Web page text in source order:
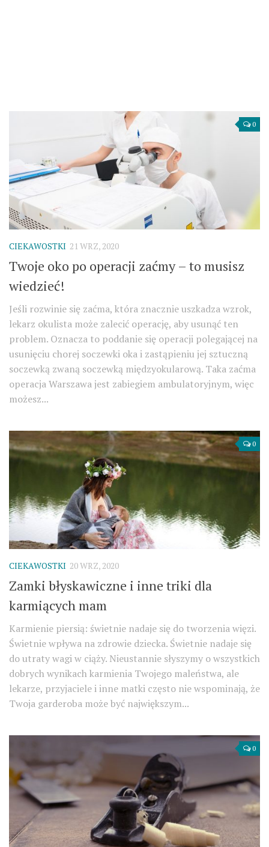
0
CIEKAWOSTKI 21 WRZ, 2020
Twoje oko po operacji zaćmy – to musisz
wiedzieć!
Jeśli rozwinie się zaćma, która znacznie uszkadza wzrok,
lekarz okulista może zalecić operację, aby usunąć ten
problem. Oznacza to poddanie się operacji polegającej na
usunięciu chorej soczewki oka i zastąpieniu jej sztuczną
soczewką zwaną soczewką międzyokularową. Taka zaćma
operacja Warszawa jest zabiegiem ambulatoryjnym, więc
możesz...
0
CIEKAWOSTKI 20 WRZ, 2020
Zamki błyskawiczne i inne triki dla
karmiących mam
Karmienie piersią: świetnie nadaje się do tworzenia więzi.
Świetnie wpływa na zdrowie dziecka. Świetnie nadaje się
do utraty wagi w ciąży. Nieustannie słyszymy o wszystkich
dobrych wynikach karmienia Twojego maleństwa, ale
lekarze, przyjaciele i inne matki często nie wspominają, że
Twoja garderoba może być największym...
0